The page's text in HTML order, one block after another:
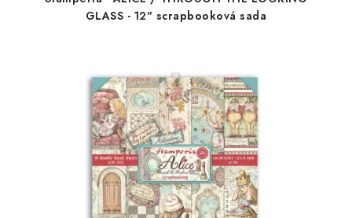
GLASS - 12" scrapbooková sada